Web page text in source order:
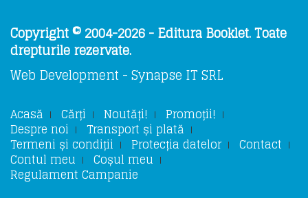
Copyright © 2004-2026 - Editura Booklet. Toate
drepturile rezervate.
Web Development - Synapse IT SRL
Acasă Cărți Noutăți! Promoții!
Despre noi Transport și plată
Termeni și condiții Protecția datelor Contact
Contul meu Coșul meu
Regulament Campanie